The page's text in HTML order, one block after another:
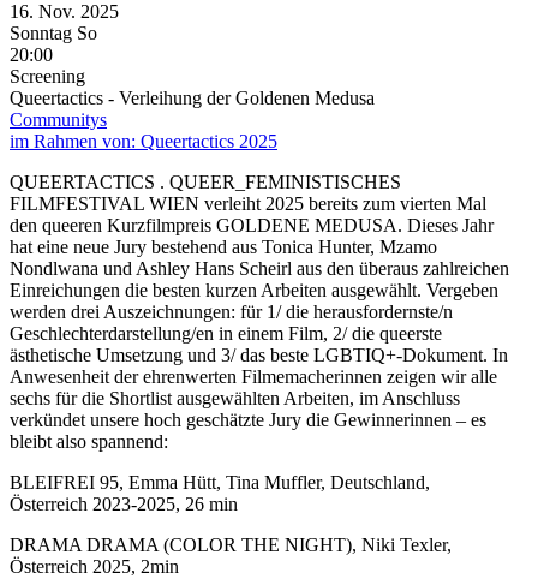
16. Nov. 2025
Sonntag So
20:00
Screening
Queertactics - Verleihung der Goldenen Medusa
Communitys
im Rahmen von: Queertactics 2025
QUEERTACTICS . QUEER_FEMINISTISCHES
FILMFESTIVAL WIEN verleiht 2025 bereits zum vierten Mal
den queeren Kurzfilmpreis GOLDENE MEDUSA. Dieses Jahr
hat eine neue Jury bestehend aus Tonica Hunter, Mzamo
Nondlwana und Ashley Hans Scheirl aus den überaus zahlreichen
Einreichungen die besten kurzen Arbeiten ausgewählt. Vergeben
werden drei Auszeichnungen: für 1/ die herausfordernste/n
Geschlechterdarstellung/en in einem Film, 2/ die queerste
ästhetische Umsetzung und 3/ das beste LGBTIQ+-Dokument. In
Anwesenheit der ehrenwerten Filmemacherinnen zeigen wir alle
sechs für die Shortlist ausgewählten Arbeiten, im Anschluss
verkündet unsere hoch geschätzte Jury die Gewinnerinnen – es
bleibt also spannend:
BLEIFREI 95, Emma Hütt, Tina Muffler, Deutschland,
Österreich 2023-2025, 26 min
DRAMA DRAMA (COLOR THE NIGHT), Niki Texler,
Österreich 2025, 2min